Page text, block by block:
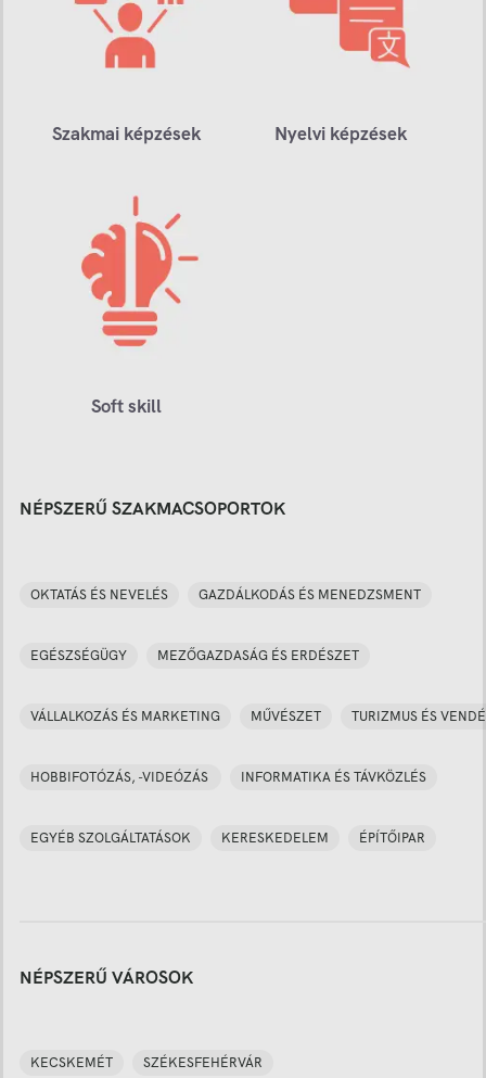
Szakmai képzések Nyelvi képzések
Soft skill
NÉPSZERŰ SZAKMACSOPORTOK
OKTATÁS ÉS NEVELÉS GAZDÁLKODÁS ÉS MENEDZSMENT
EGÉSZSÉGÜGY MEZŐGAZDASÁG ÉS ERDÉSZET
VÁLLALKOZÁS ÉS MARKETING MŰVÉSZET TURIZMUS ÉS
HOBBIFOTÓZÁS, -VIDEÓZÁS INFORMATIKA ÉS TÁVKÖZLÉS
EGYÉB SZOLGÁLTATÁSOK KERESKEDELEM ÉPÍTŐIPAR
NÉPSZERŰ VÁROSOK
KECSKEMÉT SZÉKESFEHÉRVÁR